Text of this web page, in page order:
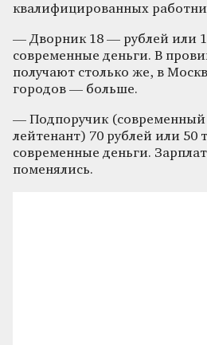
квалифицированных
— Дворник 18 — рублей или
современные деньги. В
получают столько же, в
городов — больше.
— Подпоручик
лейтенант) 70 рублей или 50
современные деньги.
поменялись.